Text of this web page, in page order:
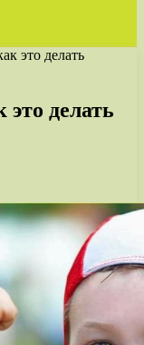
это делать
делать